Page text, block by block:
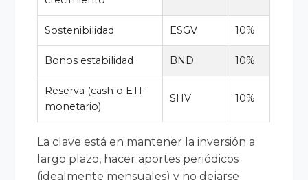
Sostenibilidad ESGV 10%
Bonos estabilidad BND 10%
Reserva (cash o ETF
monetario)
SHV 10%
La clave está en mantener la inversión a
largo plazo, hacer aportes periódicos
(idealmente mensuales) y no dejarse